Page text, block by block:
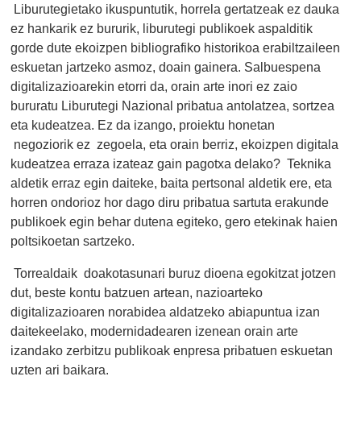
Liburutegietako ikuspuntutik, horrela gertatzeak ez dauka
ez hankarik ez bururik, liburutegi publikoek aspalditik
gorde dute ekoizpen bibliografiko historikoa erabiltzaileen
eskuetan jartzeko asmoz, doain gainera. Salbuespena
digitalizazioarekin etorri da, orain arte inori ez zaio
bururatu Liburutegi Nazional pribatua antolatzea, sortzea
eta kudeatzea. Ez da izango, proiektu honetan
negoziorik ez zegoela, eta orain berriz, ekoizpen digitala
kudeatzea erraza izateaz gain pagotxa delako? Teknika
aldetik erraz egin daiteke, baita pertsonal aldetik ere, eta
horren ondorioz hor dago diru pribatua sartuta erakunde
publikoek egin behar dutena egiteko, gero etekinak haien
poltsikoetan sartzeko.
Torrealdaik doakotasunari buruz dioena egokitzat jotzen
dut, beste kontu batzuen artean, nazioarteko
digitalizazioaren norabidea aldatzeko abiapuntua izan
daitekeelako, modernidadearen izenean orain arte
izandako zerbitzu publikoak enpresa pribatuen eskuetan
uzten ari baikara.